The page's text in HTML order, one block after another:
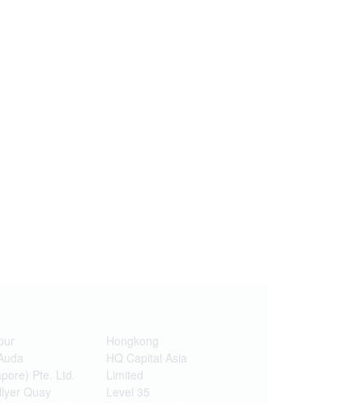
Pte. Ltd.
Quay
Hongkong
HQ Capital Asia
Limited
Level 35